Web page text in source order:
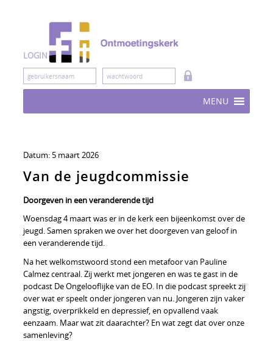
LOGIN
MENU
Datum: 5 maart 2026
Van de jeugdcommissie
Doorgeven in een veranderende tijd
Woensdag 4 maart was er in de kerk een bijeenkomst over de
jeugd. Samen spraken we over het doorgeven van geloof in
een veranderende tijd.
Na het welkomstwoord stond een metafoor van Pauline
Calmez centraal. Zij werkt met jongeren en was te gast in de
podcast De Ongelooflijke van de EO. In die podcast spreekt zij
over wat er speelt onder jongeren van nu. Jongeren zijn vaker
angstig, overprikkeld en depressief, en opvallend vaak
eenzaam. Maar wat zit daarachter? En wat zegt dat over onze
samenleving?